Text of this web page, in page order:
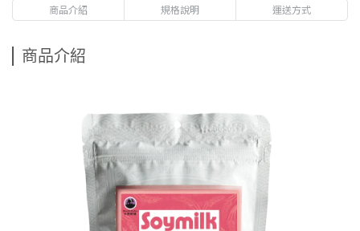
商品介紹 規格說明 運送方式
商品介紹